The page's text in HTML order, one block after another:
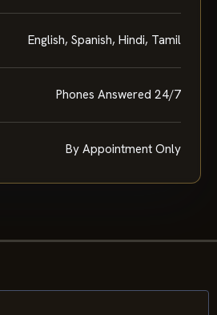
English, Spanish, Hindi, Tamil
Phones Answered 24/7
By Appointment Only